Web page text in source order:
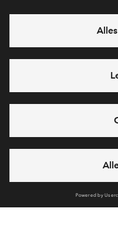
Ja, ik
Heb je een vraag en wil
6 dagen per
vandaag